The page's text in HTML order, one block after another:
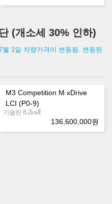
(개소세 30% 인하)
1일 차량가격이 변동됨. 변동된
M3 Competition M xDrive
LCI (P0-9)
가솔린 8.2㎞/ℓ
136,600,000원